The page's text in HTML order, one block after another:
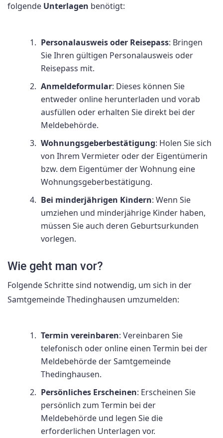
folgende Unterlagen benötigt:
Personalausweis oder Reisepass: Bringen
Sie Ihren gültigen Personalausweis oder
Reisepass mit.
Anmeldeformular: Dieses können Sie
entweder online herunterladen und vorab
ausfüllen oder erhalten Sie direkt bei der
Meldebehörde.
Wohnungsgeberbestätigung: Holen Sie sich
von Ihrem Vermieter oder der Eigentümerin
bzw. dem Eigentümer der Wohnung eine
Wohnungsgeberbestätigung.
Bei minderjährigen Kindern: Wenn Sie
umziehen und minderjährige Kinder haben,
müssen Sie auch deren Geburtsurkunden
vorlegen.
Wie geht man vor?
Folgende Schritte sind notwendig, um sich in der
Samtgemeinde Thedinghausen umzumelden:
Termin vereinbaren: Vereinbaren Sie
telefonisch oder online einen Termin bei der
Meldebehörde der Samtgemeinde
Thedinghausen.
Persönliches Erscheinen: Erscheinen Sie
persönlich zum Termin bei der
Meldebehörde und legen Sie die
erforderlichen Unterlagen vor.